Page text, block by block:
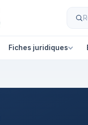
Fiches juridiques